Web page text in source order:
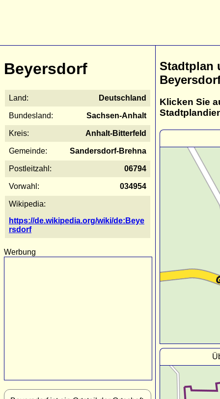
Beyersdorf
Land: Deutschland
Bundesland: Sachsen-Anhalt
Kreis: Anhalt-Bitterfeld
Gemeinde: Sandersdorf-Brehna
Postleitzahl: 06794
Vorwahl: 034954
Wikipedia:
https://de.wikipedia.org/wiki/de:Beye
rsdorf
Werbung
Stadtplan
Klicken Sie